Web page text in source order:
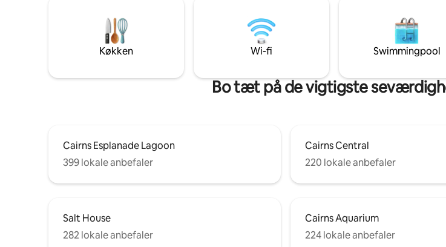
lave.
kæledyr
Køkken Wi-fi Swimmingpool
Bo tæt på de vigtigste
Cairns Esplanade Lagoon
399 lokale anbefaler
Cairns Central
220 lokale anbefaler
Salt House
282 lokale anbefaler
Cairns Aquarium
224 lokale anbefaler